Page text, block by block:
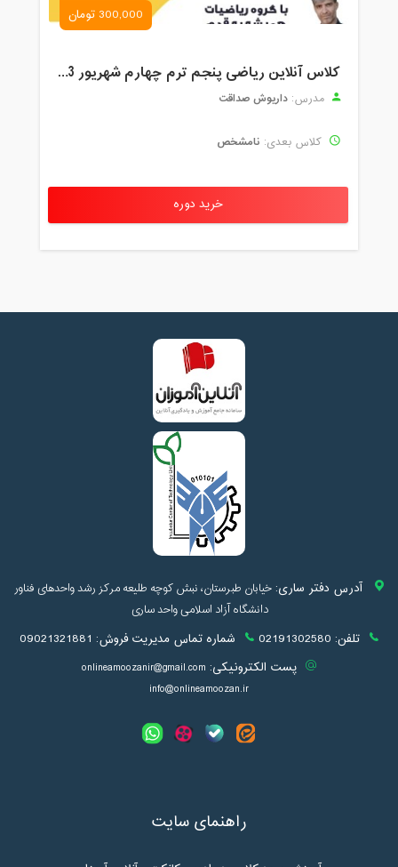
300,000 تومان
کلاس آنلاین ریاضی پنجم ترم چهارم شهریور 1403
مدرس: داریوش صداقت
کلاس بعدی: نامشخص
خرید دوره
آدرس دفتر ساری:خیابان طبرستان، نبش کوچه طلیعه مرکز رشد واحدهای فناور
دانشگاه آزاد اسلامی واحد ساری
تلفن: 02191302580 شماره تماس مدیریت فروش: 09021321881
پست الکترونیکی: onlineamoozanir@gmail.com
info@onlineamoozan.ir
راهنمای سایت